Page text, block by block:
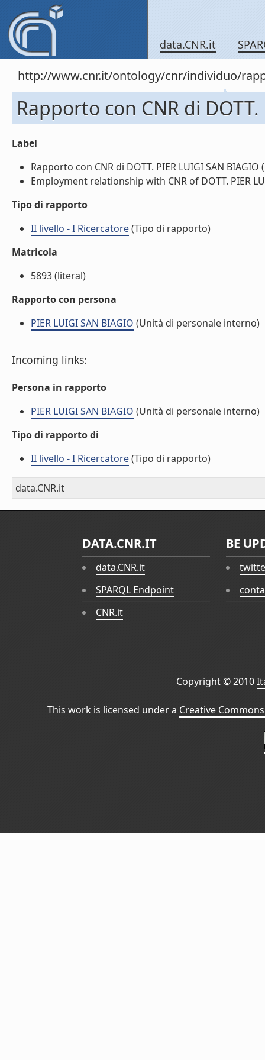
data.CNR.it
http://www.cnr.it/ontology/cnr/individuo/
Rapporto con CNR di
Label
Rapporto con CNR di DOTT. PIER LUIGI SAN BIAGIO
Employment relationship with CNR of DOTT. PIER
Tipo di rapporto
II livello - I Ricercatore(Tipo di rapporto)
Matricola
5893 (literal)
Rapporto con persona
PIER LUIGI SAN BIAGIO (Unità di personale interno)
Incoming links:
Persona in rapporto
PIER LUIGI SAN BIAGIO (Unità di personale interno)
Tipo di rapporto di
II livello - I Ricercatore(Tipo di rapporto)
data.CNR.it
DATA.CNR.IT
data.CNR.it
SPARQL Endpoint
CNR.it
BE
Copyright © 2010
This work is licensed under a Creative